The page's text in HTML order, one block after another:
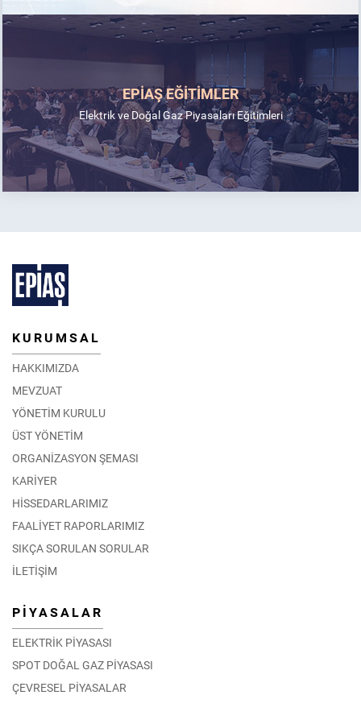
EPİAŞ EĞİTİMLER
Elektrik ve Doğal Gaz Piyasaları Eğitimleri
KURUMSAL
HAKKIMIZDA
MEVZUAT
YÖNETİM KURULU
ÜST YÖNETİM
ORGANİZASYON ŞEMASI
KARİYER
HİSSEDARLARIMIZ
FAALİYET RAPORLARIMIZ
SIKÇA SORULAN SORULAR
İLETİŞİM
PİYASALAR
ELEKTRİK PİYASASI
SPOT DOĞAL GAZ PİYASASI
ÇEVRESEL PİYASALAR